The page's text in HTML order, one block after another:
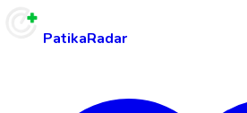
PatikaRadar